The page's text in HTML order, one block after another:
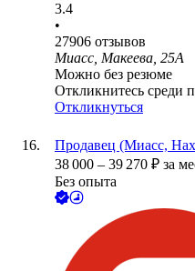
3.4
•
27906 отзывов
Миасс, Макеева, 25А
Можно без резюме
Откликнитесь среди
Откликнуться
Продавец (Миасс,
38 000 – 39 270 ₽ за
Без опыта